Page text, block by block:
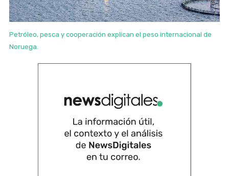
Petróleo, pesca y cooperación explican el peso internacional de
Noruega.